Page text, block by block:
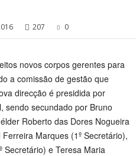
207 0
novos corpos gerentes para
a comissão de gestão que
direcção é presidida por
sendo secundado por Bruno
Roberto das Dores Nogueira
Marques (1º Secretário),
Secretário) e Teresa Maria